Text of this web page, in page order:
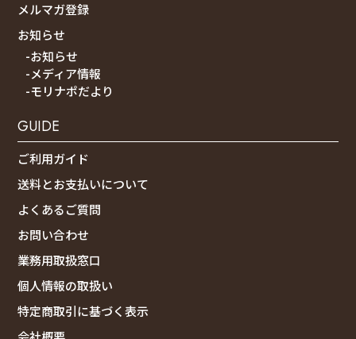
メルマガ登録
お知らせ
-お知らせ
-メディア情報
-モリナポだより
GUIDE
ご利用ガイド
送料とお支払いについて
よくあるご質問
お問い合わせ
業務用取扱窓口
個人情報の取扱い
特定商取引に基づく表示